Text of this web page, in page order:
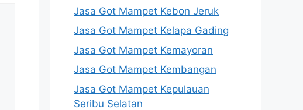
Jasa Got Mampet Kebon Jeruk
Jasa Got Mampet Kelapa Gading
Jasa Got Mampet Kemayoran
Jasa Got Mampet Kembangan
Jasa Got Mampet Kepulauan
Seribu Selatan